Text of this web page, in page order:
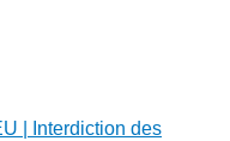
| Interdiction des